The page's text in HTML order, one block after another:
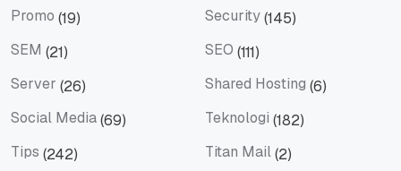
Promo (19) Security(145)
SEM (21) SEO (111)
Server (26) Shared Hosting (6)
Social Media(69) Teknologi (182)
Tips (242) Titan Mail(2)